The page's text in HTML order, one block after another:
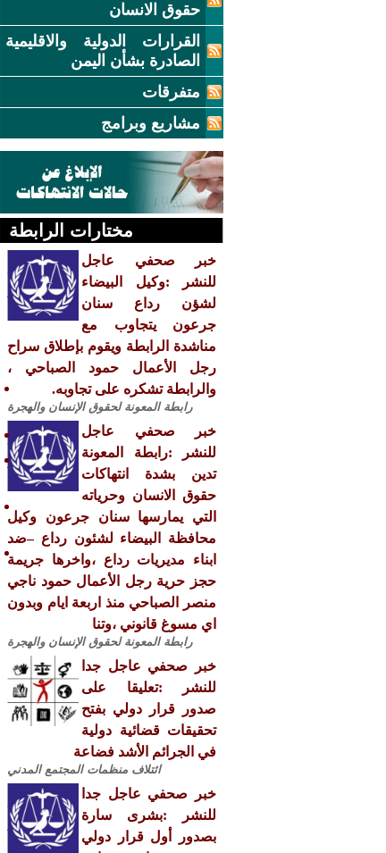
حقوق الانسان
القرارات الدولية والاقليمية
الصادرة بشأن اليمن
متفرقات
مشاريع وبرامج
مختارات الرابطة
خبر صحفي عاجل
للنشر :وكيل البيضاء
لشؤن رداع سنان
جرعون يتجاوب مع
مناشدة الرابطة ويقوم بإطلاق سراح
رجل الأعمال حمود الصباحي ،
والرابطة تشكره على تجاوبه.
رابطة المعونة لحقوق الإنسان والهجرة
خبر صحفي عاجل
للنشر :رابطة المعونة
تدين بشدة انتهاكات
حقوق الانسان وحرياته
التي يمارسها سنان جرعون وكيل
محافظة البيضاء لشئون رداع –ضد
ابناء مديريات رداع ،واخرها جريمة
حجز حرية رجل الأعمال حمود ناجي
منصر الصباحي منذ اربعة ايام وبدون
اي مسوغ قانوني ،وتنا
رابطة المعونة لحقوق الإنسان والهجرة
خبر صحفي عاجل جدا
للنشر :تعليقا على
صدور قرار دولي بفتح
تحقيقات قضائية دولية
في الجرائم الأشد فضاعة
ائتلاف منظمات المجتمع المدني
خبر صحفي عاجل جدا
للنشر :بشرى سارة
بصدور أول قرار دولي